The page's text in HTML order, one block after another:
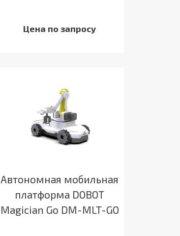
Цена по запросу
Автономная мобильная
платформа DOBOT
Magician Go DM-MLT-GO